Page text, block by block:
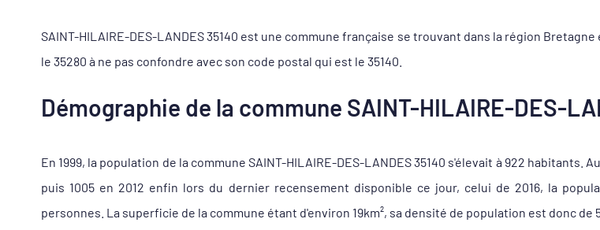
SAINT-HILAIRE-DES-LANDES 35140 est une commune française se trouvant dans la région
le 35280 à ne pas confondre avec son code postal qui est le 35140.
Démographie de la commune SAINT-HILAIRE-DES-
En 1999, la population de la commune SAINT-HILAIRE-DES-LANDES 35140 s'élevait à 922
puis 1005 en 2012 enfin lors du dernier recensement disponible ce jour, celui de 2016, la
personnes. La superficie de la commune étant d'environ 19km², sa densité de population est donc de